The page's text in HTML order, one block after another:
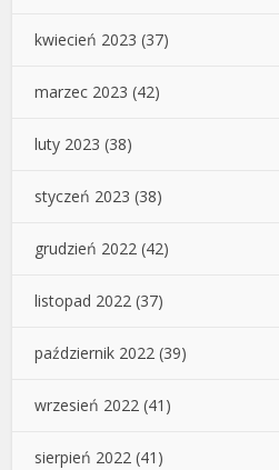
kwiecień 2023 (37)
marzec 2023 (42)
luty 2023 (38)
styczeń 2023 (38)
grudzień 2022 (42)
listopad 2022 (37)
październik 2022 (39)
wrzesień 2022 (41)
sierpień 2022 (41)